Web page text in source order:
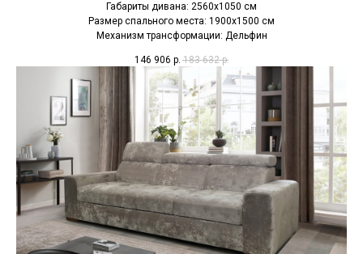
Габариты дивана: 2560х1050 см
Размер спального места: 1900х1500 см
Механизм трансформации: Дельфин
146 906 р. 183 632 р.